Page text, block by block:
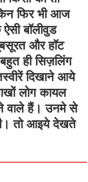
फिर भी आज
बॉलीवुड
और हॉट
ही सिज़लिंग
दिखाने आये
लोग कायल
वाले हैं। उनमे से
तो आइये देखते